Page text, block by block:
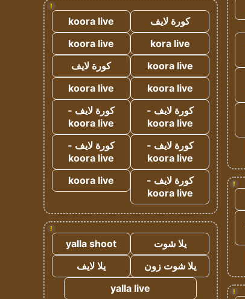
!
!
!
كورة لايف
koora live
kora live
koora live
koora live
كورة لايف
koora live
koora live
كورة لايف -
koora live
كورة لايف -
koora live
كورة لايف -
koora live
كورة لايف -
koora live
كورة لايف -
koora live
koora live
!
يلا شوت
yalla shoot
يلا شوت زون
يلا لايف
yalla live